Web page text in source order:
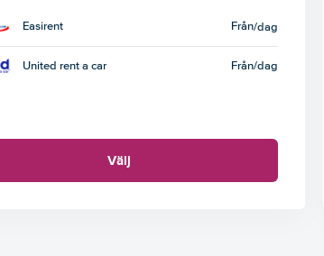
Easirent Från/dag
United rent a car Från/dag
Välj